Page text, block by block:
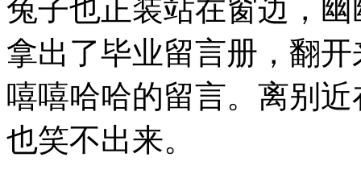
兔子也正装站在窗边，
拿出了毕业留言册，翻
嘻嘻哈哈的留言。离别
也笑不出来。